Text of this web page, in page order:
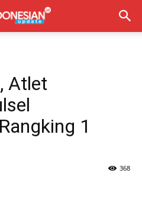
Atlet
1
368